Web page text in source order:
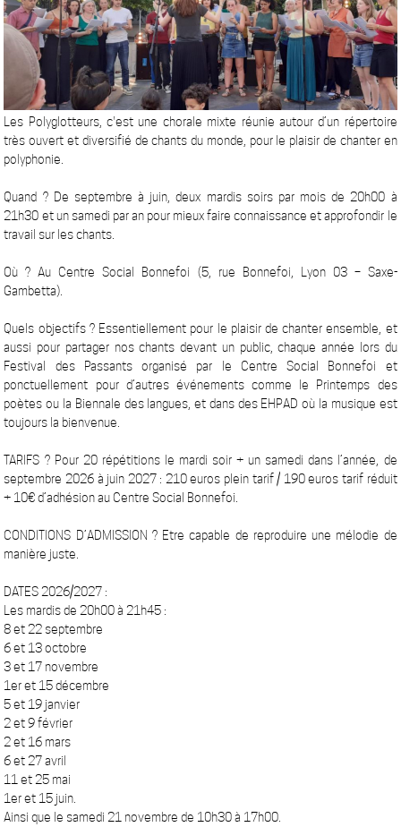
Les Polyglotteurs, c'est une chorale mixte réunie autour d’un répertoire
très ouvert et diversifié de chants du monde, pour le plaisir de chanter en
polyphonie.
Quand ? De septembre à juin, deux mardis soirs par mois de 20h00 à
21h30 et un samedi par an pour mieux faire connaissance et approfondir le
travail sur les chants.
Où ? Au Centre Social Bonnefoi (5, rue Bonnefoi, Lyon 03 – Saxe-
Gambetta).
Quels objectifs ? Essentiellement pour le plaisir de chanter ensemble, et
aussi pour partager nos chants devant un public, chaque année lors du
Festival des Passants organisé par le Centre Social Bonnefoi et
ponctuellement pour d’autres événements comme le Printemps des
poètes ou la Biennale des langues, et dans des EHPAD où la musique est
toujours la bienvenue.
TARIFS ? Pour 20 répétitions le mardi soir + un samedi dans l’année, de
septembre 2026 à juin 2027 : 210 euros plein tarif / 190 euros tarif réduit
+ 10€ d’adhésion au Centre Social Bonnefoi.
CONDITIONS D’ADMISSION ? Etre capable de reproduire une mélodie de
manière juste.
DATES 2026/2027 :
Les mardis de 20h00 à 21h45 :
8 et 22 septembre
6 et 13 octobre
3 et 17 novembre
1er et 15 décembre
5 et 19 janvier
2 et 9 février
2 et 16 mars
6 et 27 avril
11 et 25 mai
1er et 15 juin.
Ainsi que le samedi 21 novembre de 10h30 à 17h00.